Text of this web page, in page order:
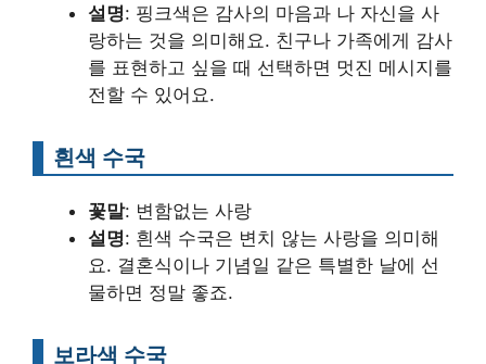
설명: 핑크색은 감사의 마음과 나 자신을 사
랑하는 것을 의미해요. 친구나 가족에게 감사
를 표현하고 싶을 때 선택하면 멋진 메시지를
전할 수 있어요.
흰색 수국
꽃말: 변함없는 사랑
설명: 흰색 수국은 변치 않는 사랑을 의미해
요. 결혼식이나 기념일 같은 특별한 날에 선
물하면 정말 좋죠.
보라색 수국